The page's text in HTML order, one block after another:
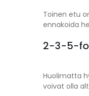
Toinen etu
ennakoida
2-3-5-
Huolimatta
voivat olla